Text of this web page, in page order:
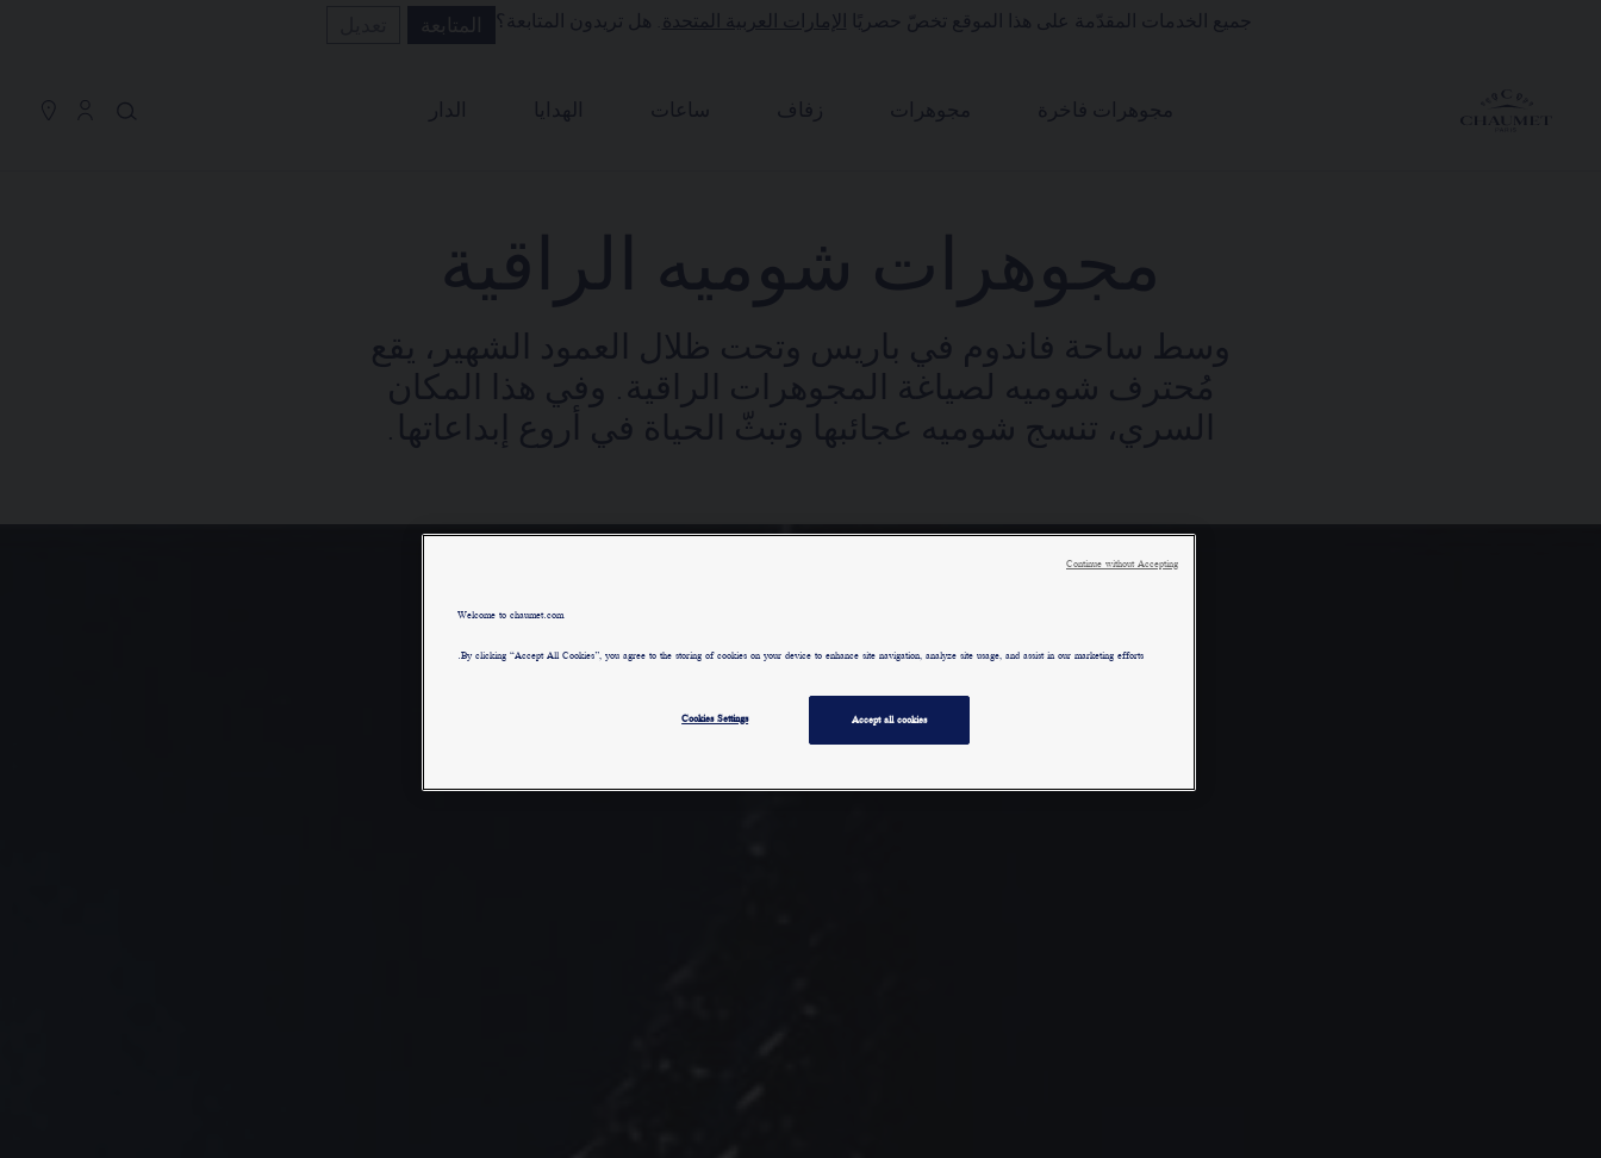
جميع الخدمات المقدّمة على هذا الموقع تخصّ حصريًا الإمارات العربية المتحدة . هل تريدون المتابعة؟ المتابعة
مجوهرات فاخرة مجوهرات زفاف ساعات الهدايا الدار
مجوهرات شوميه الراقية
وسط ساحة فاندوم في باريس وتحت ظلال العمود الشهير، يقع
مُحترف شوميه لصياغة المجوهرات الراقية. وفي هذا المكان
السري، تنسج شوميه عجائبها وتبثّ الحياة في أروع إبداعاتها.
سلة التسوق
Welcome to chaumet.com
By clicking “Accept All Cookies”, you agree to the storing of cookies on your device to enhance site navigation, analyze site usage, and assist in our marketing efforts.
Cookies Settings Accept all cookies
Continue without Accepting